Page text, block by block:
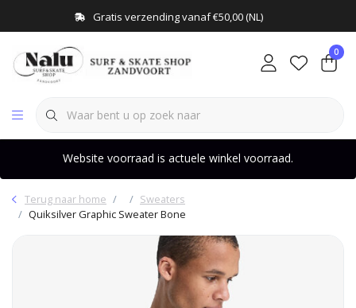
Gratis verzending vanaf €50,00 (NL)
0
Website voorraad is actuele winkel voorraad.
Terug naar home
Sweaters
Quiksilver Graphic Sweater Bone